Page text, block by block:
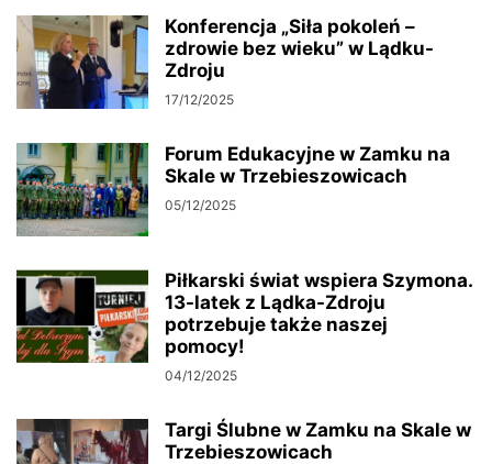
Konferencja „Siła pokoleń –
zdrowie bez wieku” w Lądku-
Zdroju
17/12/2025
Forum Edukacyjne w Zamku na
Skale w Trzebieszowicach
05/12/2025
Piłkarski świat wspiera Szymona.
13-latek z Lądka-Zdroju
potrzebuje także naszej
pomocy!
04/12/2025
Targi Ślubne w Zamku na Skale w
Trzebieszowicach